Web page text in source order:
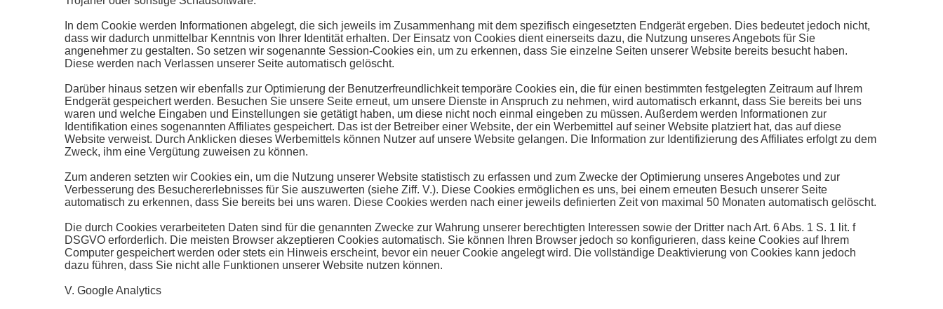
In dem Cookie werden Informationen abgelegt, die sich jeweils im Zusammenhang mit dem spezifisch eingesetzten Endgerät ergeben. Dies bedeutet jedoch nicht,
dass wir dadurch unmittelbar Kenntnis von Ihrer Identität erhalten. Der Einsatz von Cookies dient einerseits dazu, die Nutzung unseres Angebots für Sie
angenehmer zu gestalten. So setzen wir sogenannte Session-Cookies ein, um zu erkennen, dass Sie einzelne Seiten unserer Website bereits besucht haben.
Diese werden nach Verlassen unserer Seite automatisch gelöscht.
Darüber hinaus setzen wir ebenfalls zur Optimierung der Benutzerfreundlichkeit temporäre Cookies ein, die für einen bestimmten festgelegten Zeitraum auf Ihrem
Endgerät gespeichert werden. Besuchen Sie unsere Seite erneut, um unsere Dienste in Anspruch zu nehmen, wird automatisch erkannt, dass Sie bereits bei uns
waren und welche Eingaben und Einstellungen sie getätigt haben, um diese nicht noch einmal eingeben zu müssen. Außerdem werden Informationen zur
Identifikation eines sogenannten Affiliates gespeichert. Das ist der Betreiber einer Website, der ein Werbemittel auf seiner Website platziert hat, das auf diese
Website verweist. Durch Anklicken dieses Werbemittels können Nutzer auf unsere Website gelangen. Die Information zur Identifizierung des Affiliates erfolgt zu dem
Zweck, ihm eine Vergütung zuweisen zu können.
Zum anderen setzten wir Cookies ein, um die Nutzung unserer Website statistisch zu erfassen und zum Zwecke der Optimierung unseres Angebotes und zur
Verbesserung des Besuchererlebnisses für Sie auszuwerten (siehe Ziff. V.). Diese Cookies ermöglichen es uns, bei einem erneuten Besuch unserer Seite
automatisch zu erkennen, dass Sie bereits bei uns waren. Diese Cookies werden nach einer jeweils definierten Zeit von maximal 50 Monaten automatisch gelöscht.
Die durch Cookies verarbeiteten Daten sind für die genannten Zwecke zur Wahrung unserer berechtigten Interessen sowie der Dritter nach Art. 6 Abs. 1 S. 1 lit. f
DSGVO erforderlich. Die meisten Browser akzeptieren Cookies automatisch. Sie können Ihren Browser jedoch so konfigurieren, dass keine Cookies auf Ihrem
Computer gespeichert werden oder stets ein Hinweis erscheint, bevor ein neuer Cookie angelegt wird. Die vollständige Deaktivierung von Cookies kann jedoch
dazu führen, dass Sie nicht alle Funktionen unserer Website nutzen können.
V. Google Analytics